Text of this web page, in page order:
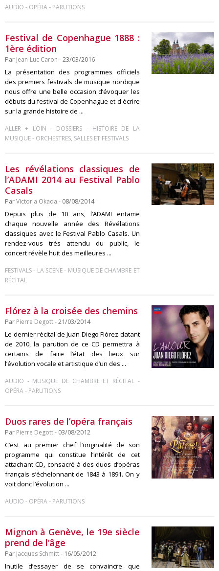
AUDIO - OPÉRA- PARUTIONS
Festival de Copenhague 1888 :
1ère édition
Par Jean-Luc Caron - 23/03/2016
La présentation des programmes officiels
des premiers festivals de musique nordique
nous offre une belle occasion d’évoquer les
débuts du festival de Copenhague et d'écrire
sur la grande histoire de ...
ALLER + LOIN - DOSSIERS - HISTOIRE DE LA
MUSIQUE- ORCHESTRES, SALLES ET FESTIVALS
Les révélations classiques de
l’ADAMI 2014 au Festival Pablo
Casals
ParVictoria Okada - 08/08/2014
Depuis plus de 10 ans, l’ADAMI entame
chaque nouvelle année des Révélations
classiques avec le Festival Pablo Casals. Un
rendez-vous très attendu du public, le
concert révèle huit des meilleures ...
FESTIVALS- LA SCÈNE- MUSIQUE DE CHAMBRE ET
RÉCITAL
Flórez à la croisée des chemins
Par Pierre Degott- 21/03/2014
Le dernier récital de Juan Diego Flórez datant
de 2010, la parution de ce CD permettra à
certains de faire l’état des lieux sur
l’évolution vocale et artistique d’un des ...
AUDIO - MUSIQUE DE CHAMBRE ET RÉCITAL-
OPÉRA- PARUTIONS
Duos rares de l’opéra français
Par Pierre Degott- 03/08/2012
C’est au premier chef l’originalité de son
programme qui constitue l’intérêt de cet
attachant CD, consacré à des duos d’opéras
français s’échelonnant de 1843 à 1891. On y
voit donc l’évolution ...
AUDIO - OPÉRA- PARUTIONS
Mignon à Genève, le 19e siècle
prend de l’âge
Par Jacques Schmitt- 16/05/2012
Inutile d’essayer de se convaincre que